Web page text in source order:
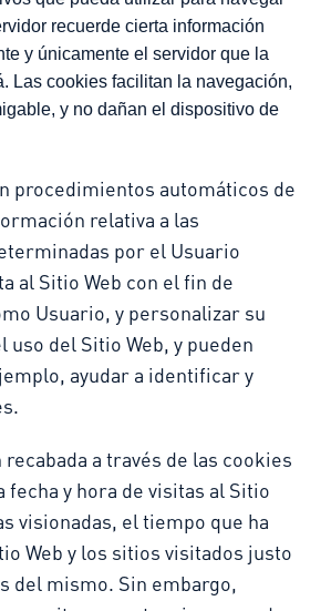
recuerde cierta información
y únicamente el servidor que la
Las cookies facilitan la navegación,
y no dañan el dispositivo de
procedimientos automáticos de
relativa a las
por el Usuario
al Sitio Web con el fin de
Usuario, y personalizar su
uso del Sitio Web, y pueden
ayudar a identificar y
a través de las cookies
fecha y hora de visitas al Sitio
visionadas, el tiempo que ha
Web y los sitios visitados justo
del mismo. Sin embargo,